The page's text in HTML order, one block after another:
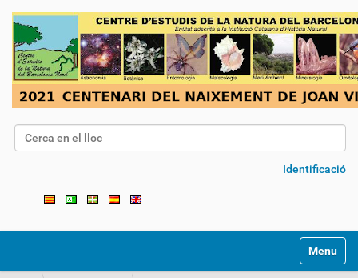
Cerca
Identificació
Toggle